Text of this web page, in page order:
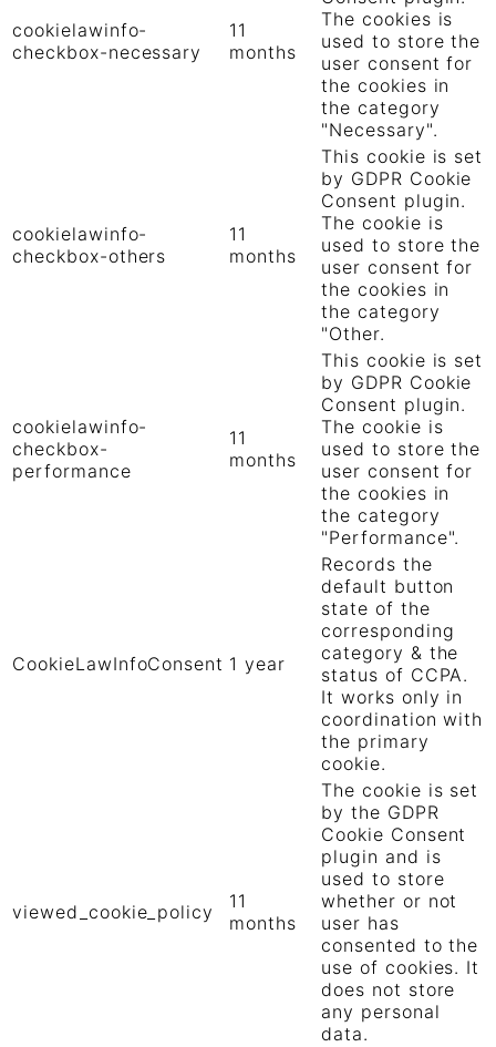
cookielawinfo-
checkbox-necessary
11
months
The cookies is
used to store the
user consent for
the cookies in
the category
"Necessary".
cookielawinfo-
checkbox-others
11
months
This cookie is set
by GDPR Cookie
Consent plugin.
The cookie is
used to store the
user consent for
the cookies in
the category
"Other.
cookielawinfo-
checkbox-
performance
11
months
This cookie is set
by GDPR Cookie
Consent plugin.
The cookie is
used to store the
user consent for
the cookies in
the category
"Performance".
CookieLawInfoConsent 1 year
Records the
default button
state of the
corresponding
category & the
status of CCPA.
It works only in
coordination with
the primary
cookie.
viewed_cookie_policy
11
months
The cookie is set
by the GDPR
Cookie Consent
plugin and is
used to store
whether or not
user has
consented to the
use of cookies. It
does not store
any personal
data.